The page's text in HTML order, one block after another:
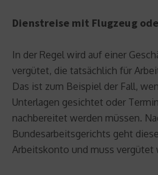
Dienstreise mit Flugzeug
In der Regel wird auf einer
vergütet, die tatsächlich für
Das ist zum Beispiel der Fall,
Unterlagen gesichtet oder
nachbereitet werden müssen.
Bundesarbeitsgerichts geht
Arbeitskonto und muss vergütet